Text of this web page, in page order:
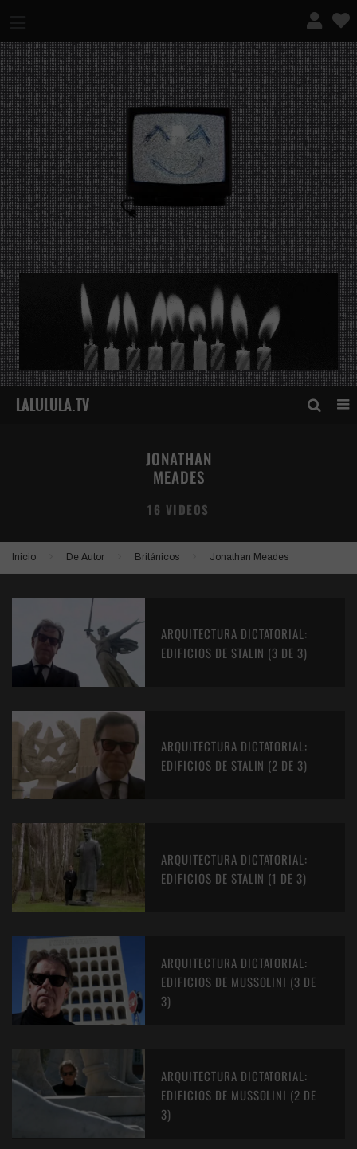
¿QUÉ ES ESTO?
JONATHAN
MEADES
16 VIDEOS
Inicio De Autor Británicos Jonathan Meades
ARQUITECTURA DICTATORIAL:
EDIFICIOS DE STALIN (3 DE 3)
ARQUITECTURA DICTATORIAL:
EDIFICIOS DE STALIN (2 DE 3)
ARQUITECTURA DICTATORIAL:
EDIFICIOS DE STALIN (1 DE 3)
ARQUITECTURA DICTATORIAL:
EDIFICIOS DE MUSSOLINI (3 DE
3)
ARQUITECTURA DICTATORIAL:
EDIFICIOS DE MUSSOLINI (2 DE
3)